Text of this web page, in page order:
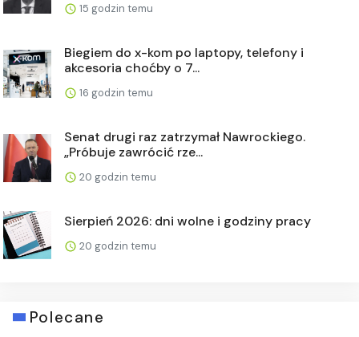
15 godzin temu
Biegiem do x-kom po laptopy, telefony i
akcesoria choćby o 7...
16 godzin temu
Senat drugi raz zatrzymał Nawrockiego.
„Próbuje zawrócić rze...
20 godzin temu
Sierpień 2026: dni wolne i godziny pracy
20 godzin temu
Polecane